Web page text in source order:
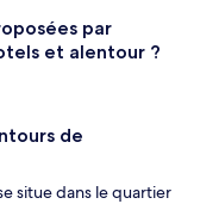
par
et alentour ?
de
situe dans le quartier